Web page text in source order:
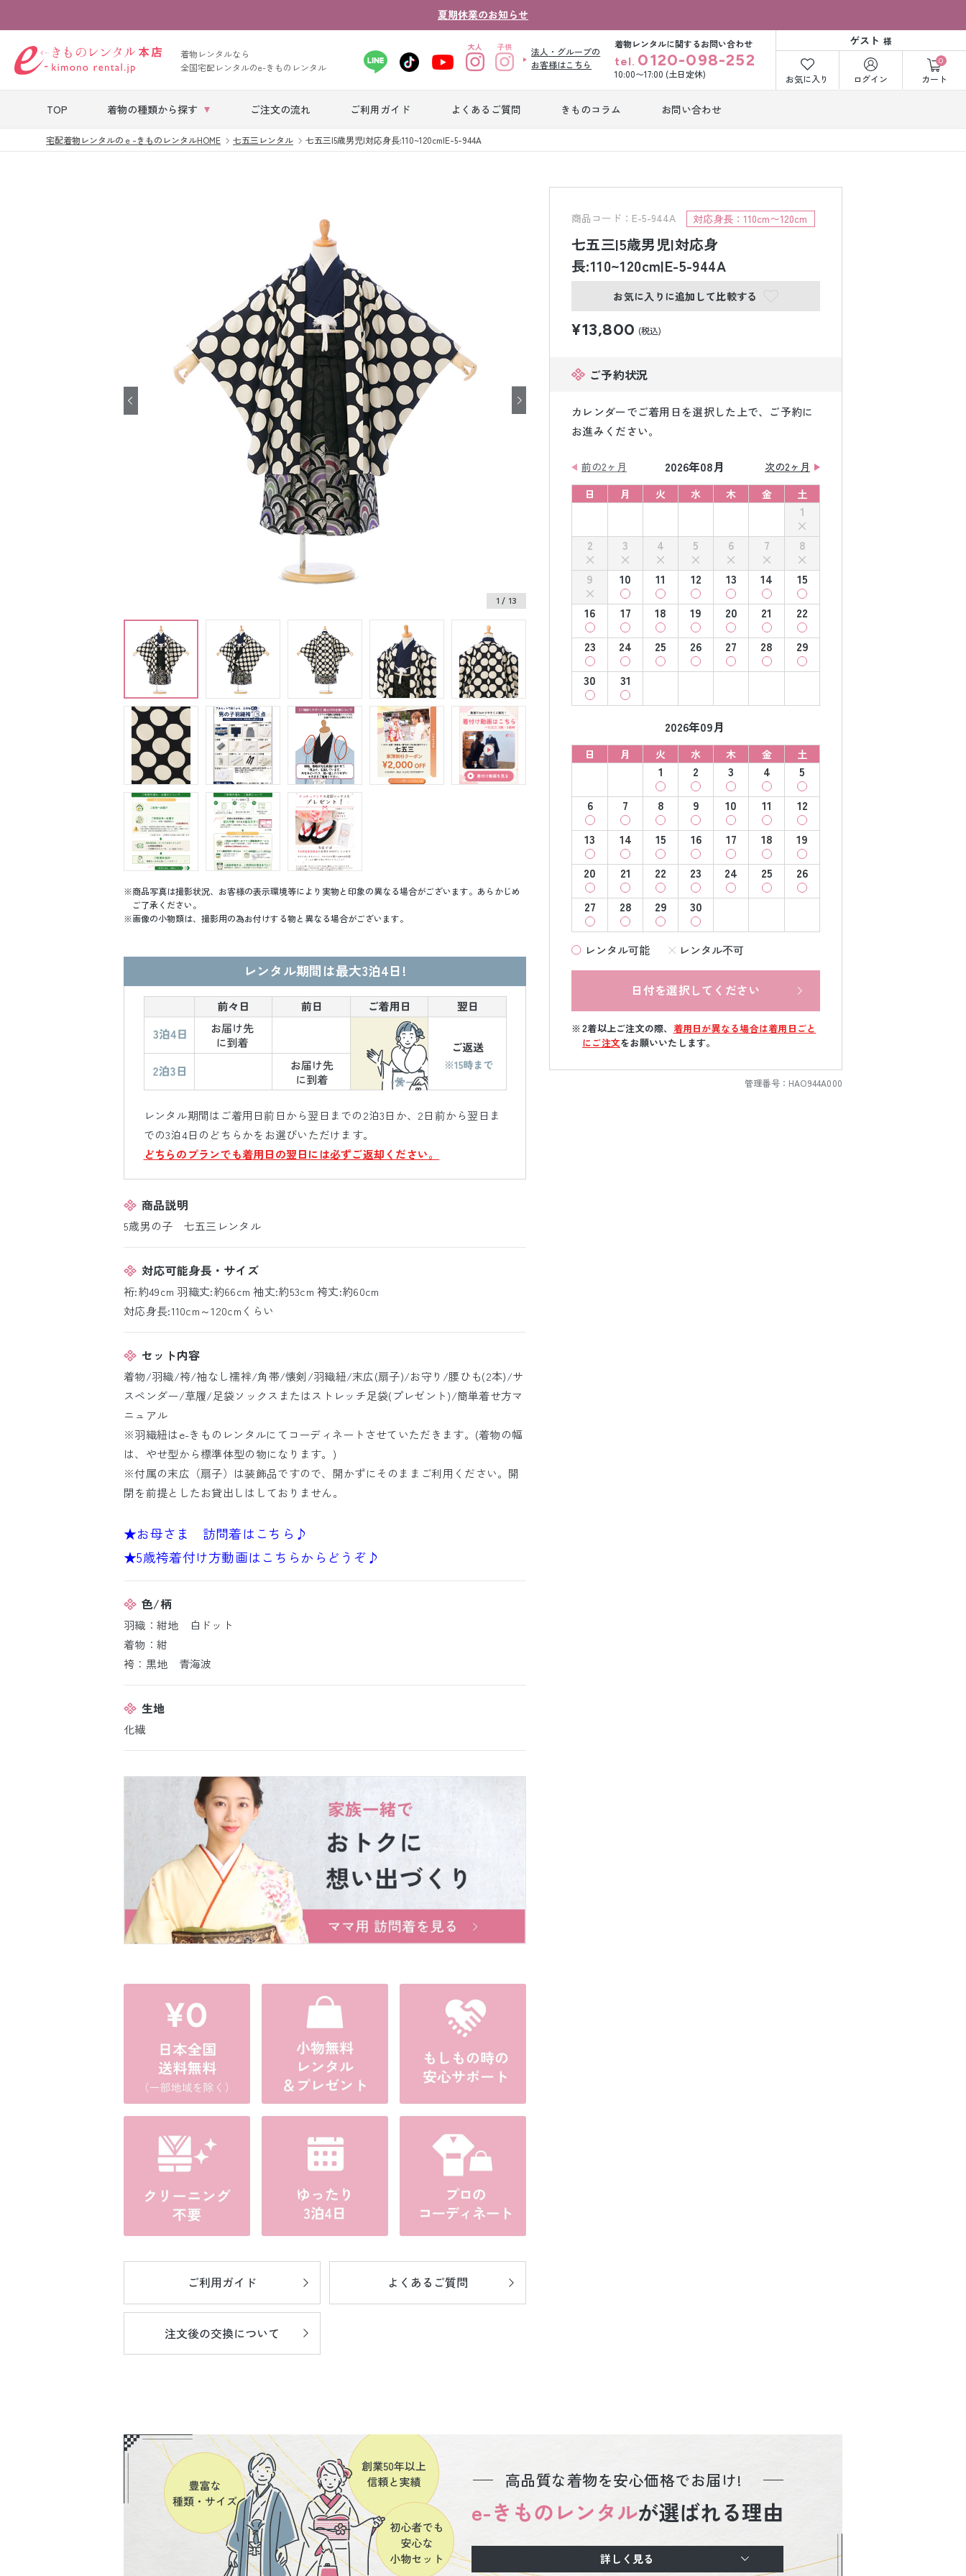
夏期休業のお知らせ
着物レンタルなら
全国宅配レンタルのe-きものレンタル
法人・グループの
お客様はこちら
着物レンタルに関するお問い合わせ
tel. 0120-098-252
10:00〜17:00 (土日定休)
ゲスト 様
お気に入り ログイン
0
カート
TOP 着物の種類から探す ご注文の流れ ご利用ガイド よくあるご質問 きものコラム お問い合わせ
七五三レンタル 振袖レンタル
卒業式袴レンタ
ル
産着レンタル
レンタル
ンタル
タル
紋付袴レンタル
男性礼装レンタ
ル
色打掛&紋付袴
レンタル
引き振袖レンタ
小物販売品
宅配着物レンタルのｅ-きものレンタルHOME 七五三レンタル 七五三|5歳男児|対応身長:110~120cm|E-5-944A
商品コード：E-5-944A 対応身長：110cm〜120cm
七五三|5歳男児|対応身
長:110~120cm|E-5-944A
お気に入りに追加して比較する
¥13,800 (税込)
ご予約状況
カレンダーでご着用日を選択した上で、ご予約に
お進みください。
前の2ヶ月 2026年08月
次の2ヶ月
日
月 火 水 木 金 土
1
2
3 4 5 6 7
8
9
10 11 12 13 14
15
16
17 18 19 20 21
22
23
24 25 26 27 28
29
30
31
2026年09月
日 月 火 水 木 金 土
1 2 3 4
5
6
7 8 9 10 11
12
13
14 15 16 17 18
19
20
21 22 23 24 25
26
27
28 29 30
レンタル可能 レンタル不可
日付を選択してください
2着以上ご注文の際、 着用日が異なる場合は着用日ごと
にご注文をお願いいたします。
管理番号： HAO944A000
1 / 13
商品写真は撮影状況、お客様の表示環境等により実物と印象の異なる場合がございます。あらかじめ
ご了承ください。
画像の小物類は、撮影用の為お付けする物と異なる場合がございます。
レンタル期間は最大3泊4日!
レンタル期間はご着用日前日から翌日までの2泊3日か、2日前から翌日ま
での3泊4日のどちらかをお選びいただけます。
どちらのプランでも着用日の翌日には必ずご返却ください。
商品説明
5歳男の子 七五三レンタル
対応可能身長・サイズ
裄:約49cm 羽織丈:約66cm 袖丈:約53cm 袴丈:約60cm
対応身長:110cm～120cmくらい
セット内容
着物/羽織/袴/袖なし襦袢/角帯/懐剣/羽織紐/末広(扇子)/お守り/腰ひも(2本)/サ
スペンダー/草履/足袋ソックスまたはストレッチ足袋(プレゼント)/簡単着せ方マ
ニュアル
※羽織紐はe-きものレンタルにてコーディネートさせていただきます。(着物の幅
は、やせ型から標準体型の物になります。)
※付属の末広（扇子）は装飾品ですので、開かずにそのままご利用ください。開
閉を前提としたお貸出しはしておりません。
★お母さま 訪問着はこちら♪
★5歳袴着付け方動画はこちらからどうぞ♪
色/柄
羽織：紺地 白ドット
着物：紺
袴：黒地 青海波
生地
化繊
ご利用ガイド よくあるご質問
注文後の交換について
高品質な着物を安心価格でお届け!
e-きものレンタルが選ばれる理由
詳しく見る